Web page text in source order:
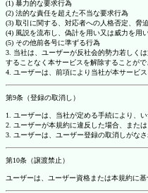
(1) 暴力的な要求行為
(2) 法的な責任を超えた不当な要求行為
(3) 取引に関する、対応者への人格否定、脅
(4) 風説を流布し、偽計を用い又は威力を用
(5) その他前各号に準ずる行為
3. 当社は、ユーザーが反社会的勢力若しく
することなく本サービスを解除することがで
4. ユーザーは、前項により当社が本サービ
第9条（登録の取消し）
1. ユーザーは、当社が定める手続により、
2. ユーザーが本規約に違反した場合、また
3. ユーザーは、ユーザー登録の取消しがな
第10条（譲渡禁止）
ユーザーは、ユーザー資格または本規約に